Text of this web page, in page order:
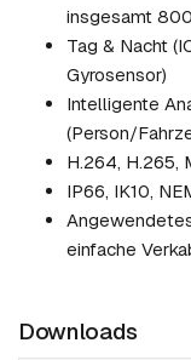
insgesamt
Tag & Nacht
Gyrosensor)
Intelligente
(Person/
H.264, H.265,
IP66, IK10,
einfache
Downloads